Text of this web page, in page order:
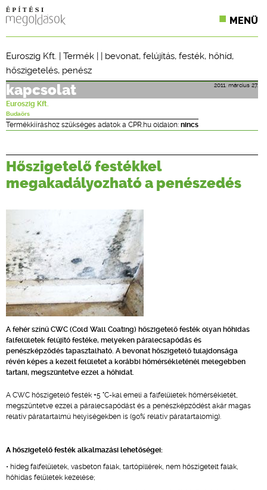
MENÜ
SZAKLAPOK
CPR TERMÉKKIÍRÁS
ÉPÍTÉSI JOG
ONLINE KÉPZÉSEK
TERVEZÉSI SEGÉDLETEK
Euroszig Kft. | Termék | | bevonat, felújítás, festék, hőhíd,
hőszigetelés, penész
2011. március 27.
kapcsolat
Euroszig Kft.
Budaörs
Termékkiíráshoz szükséges adatok a CPR.hu oldalon: nincs
Hőszigetelő festékkel
megakadályozható a penészedés
A fehér színű CWC (Cold Wall Coating) hőszigetelő festék olyan hőhidas
falfelületek felújító festéke, melyeken páralecsapódás és
penészképződés tapasztalható. A bevonat hőszigetelő tulajdonsága
révén képes a kezelt felületet a korábbi hőmérsékleténél melegebben
tartani, megszüntetve ezzel a hőhidat.
A CWC hőszigetelő festék +5 °C-kal emeli a falfelületek hőmérsékletét,
megszüntetve ezzel a páralecsapódást és a penészképződést akár magas
relatív páratartalmú helyiségekben is (90% relatív páratartalomig).
A hőszigetelő festék alkalmazási lehetőségei:
• hideg falfelületek, vasbeton falak, tartópillérek, nem hőszigetelt falak,
hőhidas felületek kezelése;